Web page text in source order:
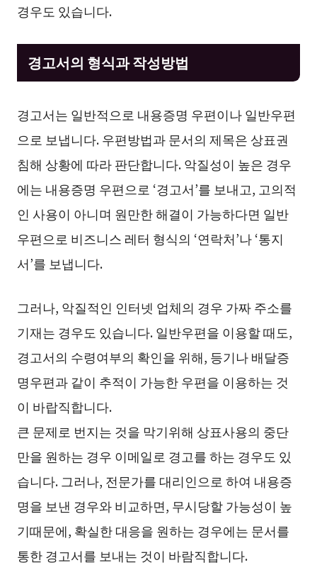
경우도 있습니다.
경고서의 형식과 작성방법
경고서는 일반적으로 내용증명 우편이나 일반우편
으로 보냅니다. 우편방법과 문서의 제목은 상표권
침해 상황에 따라 판단합니다. 악질성이 높은 경우
에는 내용증명 우편으로 ‘경고서’를 보내고, 고의적
인 사용이 아니며 원만한 해결이 가능하다면 일반
우편으로 비즈니스 레터 형식의 ‘연락처’나 ‘통지
서’를 보냅니다.
그러나, 악질적인 인터넷 업체의 경우 가짜 주소를
기재는 경우도 있습니다. 일반우편을 이용할 때도,
경고서의 수령여부의 확인을 위해, 등기나 배달증
명우편과 같이 추적이 가능한 우편을 이용하는 것
이 바랍직합니다.
큰 문제로 번지는 것을 막기위해 상표사용의 중단
만을 원하는 경우 이메일로 경고를 하는 경우도 있
습니다. 그러나, 전문가를 대리인으로 하여 내용증
명을 보낸 경우와 비교하면, 무시당할 가능성이 높
기때문에, 확실한 대응을 원하는 경우에는 문서를
통한 경고서를 보내는 것이 바람직합니다.